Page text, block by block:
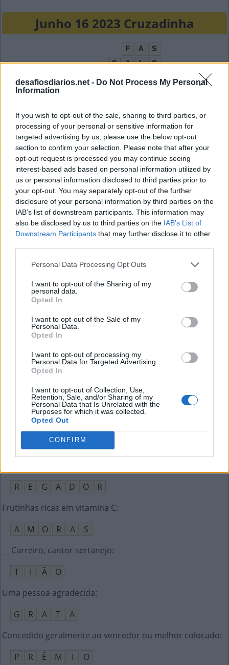
desafiosdiarios.net - Do Not Process My Personal
Information
If you wish to opt-out of the sale, sharing to third parties, or
processing of your personal or sensitive information for
targeted advertising by us, please use the below opt-out
section to confirm your selection. Please note that after your
opt-out request is processed you may continue seeing
interest-based ads based on personal information utilized by
us or personal information disclosed to third parties prior to
your opt-out. You may separately opt-out of the further
disclosure of your personal information by third parties on the
IAB’s list of downstream participants. This information may
also be disclosed by us to third parties on the IAB’s List of
Downstream Participants that may further disclose it to other
Personal Data Processing Opt Outs
I want to opt-out of the Sharing of my
personal data.
Opted In
I want to opt-out of the Sale of my
Personal Data.
Opted In
I want to opt-out of processing my
Personal Data for Targeted Advertising.
Opted In
I want to opt-out of Collection, Use,
Retention, Sale, and/or Sharing of my
Personal Data that Is Unrelated with the
Purposes for which it was collected.
Opted Out
CONFIRM
Junho 16 2023 Cruzadinha
F A
S
C
A L
O
P
L A C
A
M O R A
S
T
I A
O
A
O S
Preposição "a" + artigo "os"
A
O
S
Como são os macacos de O Mágico de Oz:
A
L A D O
S
O feminino de frei:
Admiradores de um cantor ou ator
Ã
S
Local da pele endurecido por atrito
A L
O
L A C A
R
O futebol é jogado sobre esta superfície verde
M A D
R
E G A D O
R
Frutinhas ricas em vitamina C:
A
M O R A
S
__ Carreiro, cantor sertanejo:
T
I Ã
O
Uma pessoa agradecida:
G
R A T
A
Concedido geralmente ao vencedor ou melhor colocado:
P
R Ê M I
O